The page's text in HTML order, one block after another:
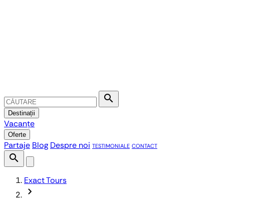
search
Destinații
Vacanțe
Oferte
Partaje Blog Despre noi TESTIMONIALE CONTACT
search
Exact Tours
chevron_forward